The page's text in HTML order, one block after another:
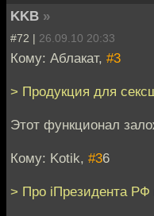
KKB »
#72 | 26.09.10 20:33
Кому: Аблакат, #3
> Продукция для
Этот функционал
Кому: Kotik, #36
> Про iПрезидента